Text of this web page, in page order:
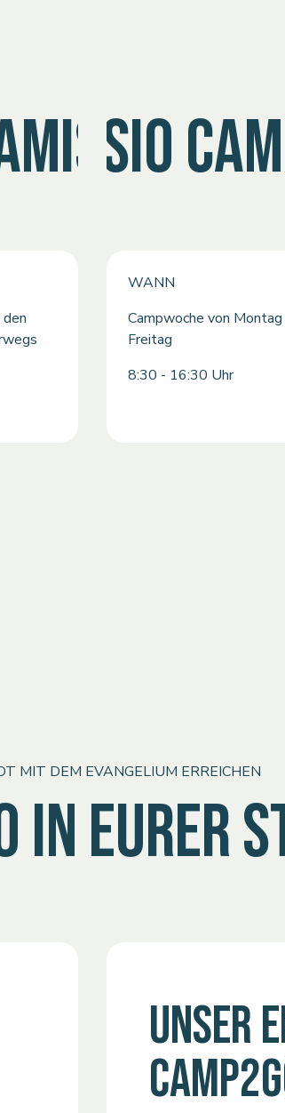
WANN
Campwoche von Montag
Freitag
8:30 - 16:30 Uhr
MIT DEM EVANGELIUM ERREICHEN
IN EURER
UNSER